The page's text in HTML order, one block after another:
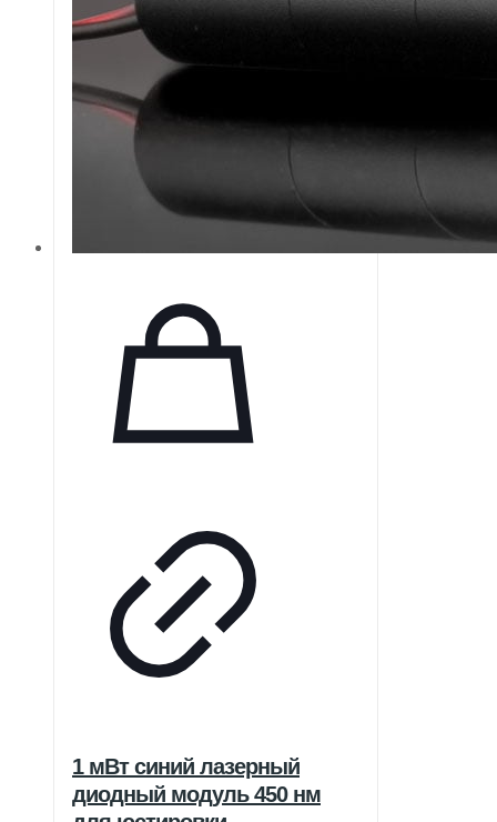
1 мВт синий лазерный
диодный модуль 450 нм